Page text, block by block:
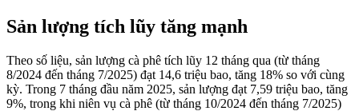
Sản lượng tích lũy tăng mạnh
Theo số liệu, sản lượng cà phê tích lũy 12 tháng qua (từ tháng
8/2024 đến tháng 7/2025) đạt 14,6 triệu bao, tăng 18% so với cùng
kỳ. Trong 7 tháng đầu năm 2025, sản lượng đạt 7,59 triệu bao, tăng
9%, trong khi niên vụ cà phê (từ tháng 10/2024 đến tháng 7/2025)